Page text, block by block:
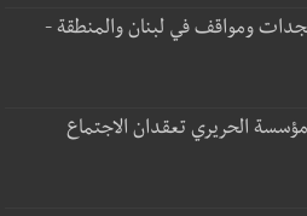
ومواقف في لبنان والمنطقة -
الحريري تعقدان الاجتماع